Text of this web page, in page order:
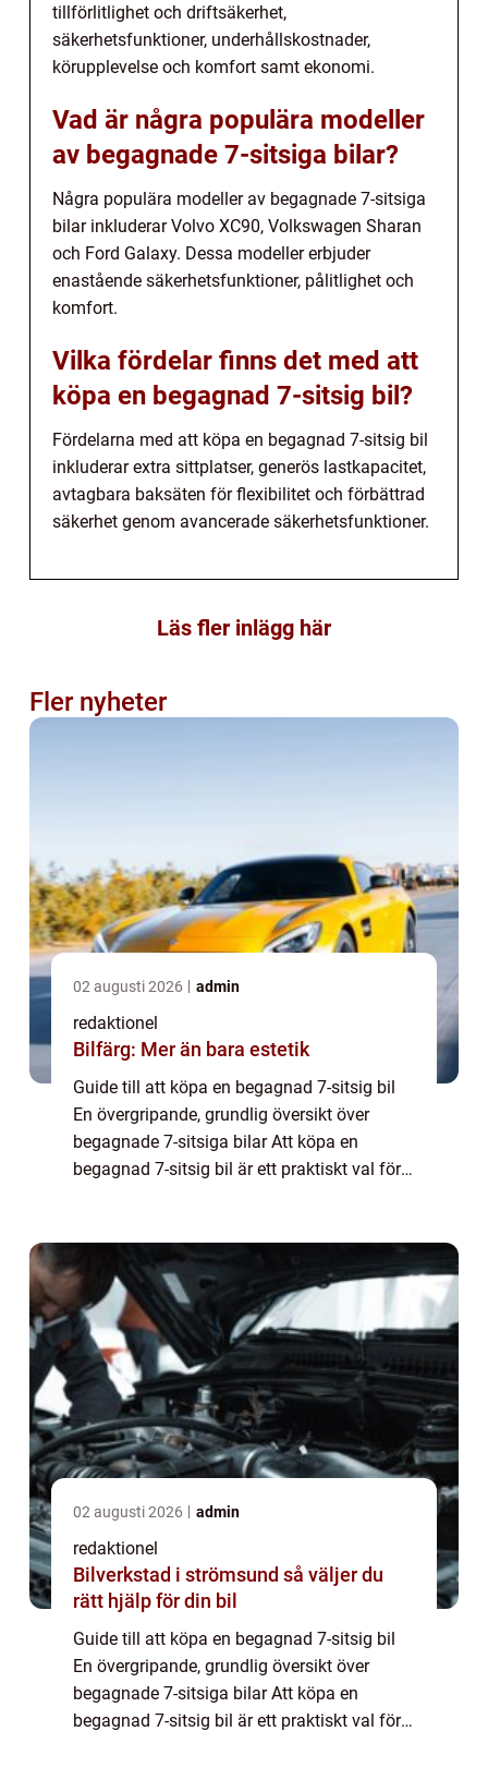
tillförlitlighet och driftsäkerhet,
säkerhetsfunktioner, underhållskostnader,
körupplevelse och komfort samt ekonomi.
Vad är några populära modeller
av begagnade 7-sitsiga bilar?
Några populära modeller av begagnade 7-sitsiga
bilar inkluderar Volvo XC90, Volkswagen Sharan
och Ford Galaxy. Dessa modeller erbjuder
enastående säkerhetsfunktioner, pålitlighet och
komfort.
Vilka fördelar finns det med att
köpa en begagnad 7-sitsig bil?
Fördelarna med att köpa en begagnad 7-sitsig bil
inkluderar extra sittplatser, generös lastkapacitet,
avtagbara baksäten för flexibilitet och förbättrad
säkerhet genom avancerade säkerhetsfunktioner.
Läs fler inlägg här
Fler nyheter
02 augusti 2026 admin
redaktionel
Bilfärg: Mer än bara estetik
Guide till att köpa en begagnad 7-sitsig bil
En övergripande, grundlig översikt över
begagnade 7-sitsiga bilar Att köpa en
begagnad 7-sitsig bil är ett praktiskt val för
02 augusti 2026 admin
redaktionel
Bilverkstad i strömsund så väljer du
rätt hjälp för din bil
Guide till att köpa en begagnad 7-sitsig bil
En övergripande, grundlig översikt över
begagnade 7-sitsiga bilar Att köpa en
begagnad 7-sitsig bil är ett praktiskt val för